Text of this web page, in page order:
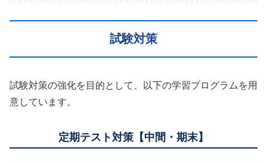
試験対策
試験対策の強化を目的として、以下の学習プログラムを用
意しています。
定期テスト対策【中間・期末】